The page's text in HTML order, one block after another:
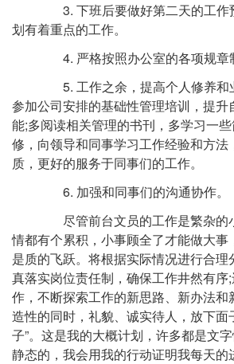
3. 下班后要做好第二天的工作
划有着重点的工作。
4. 严格按照办公室的各项规章
5. 工作之余，提高个人修养和
参加公司安排的基础性管理培训，提升
能;多阅读相关管理的书刊，多学习一
修，向领导和同事学习工作经验和方法
质，更好的服务于同事们的工作。
6. 加强和同事们的沟通协作。
尽管前台文员的工作是繁杂的
情都有个累积，小事顾全了才能做大
是质的飞跃。将根据实际情况进行合理
真落实岗位责任制，确保工作井然有序
作，不断探索工作的新思路、新办法和
造性的同时，礼貌、诚实待人，放下面
子”。这是我的大概计划，许多都是文
静态的，我会用我的行动证明我每天的